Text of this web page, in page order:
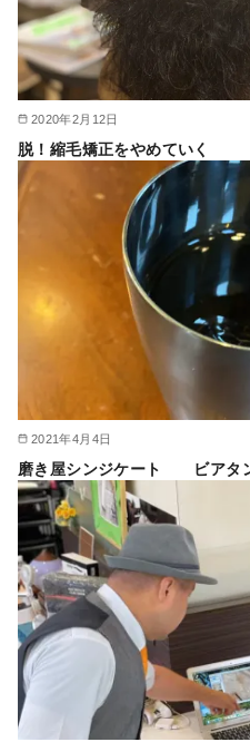
2020年2月12日
脱！縮毛矯正をやめていく
2021年4月4日
磨き屋シンジケート ビアタ